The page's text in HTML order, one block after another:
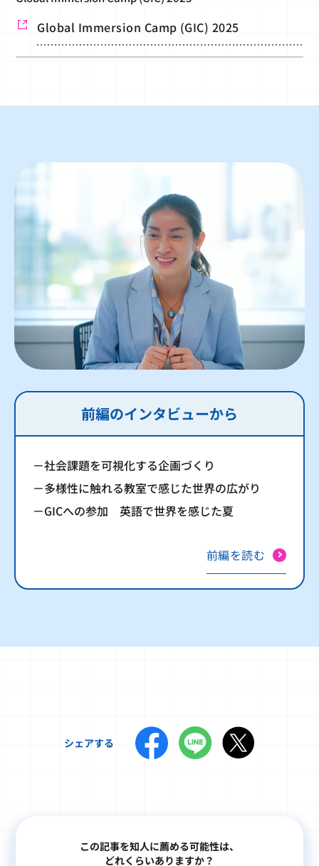
Global Immersion Camp (GIC) 2025
前編のインタビューから
－社会課題を可視化する企画づくり
－多様性に触れる教室で感じた世界の広がり
－GICへの参加 英語で世界を感じた夏
前編を読む
シェアする
この記事を知人に薦める可能性は、
どれくらいありますか？